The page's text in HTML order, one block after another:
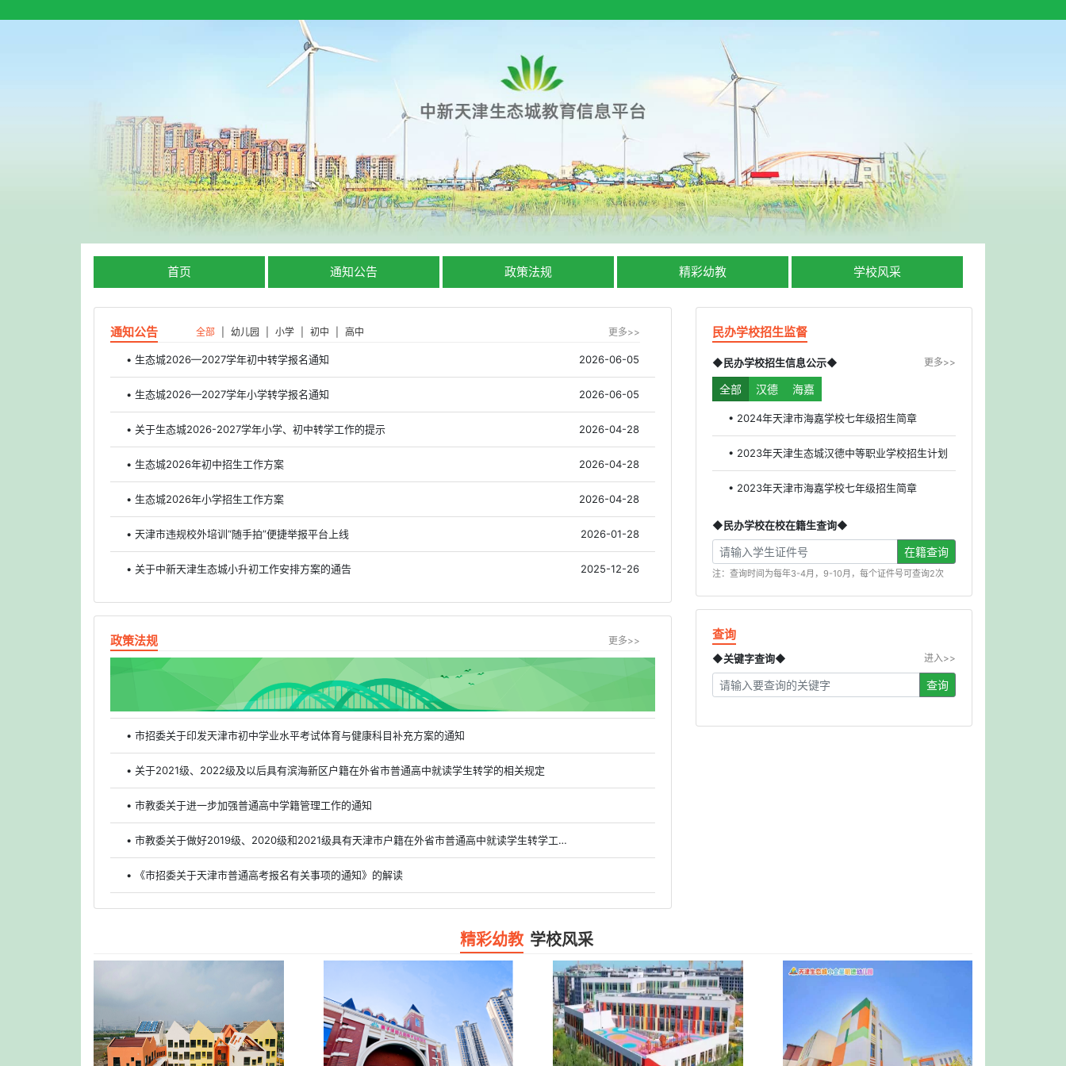
首页 通知公告 政策法规 精彩幼教 学校风采
通知公告 全部 幼儿园 小学 初中 高中 更多>>
• 生态城2026—2027学年初中转学报名通知 2026-06-05
• 生态城2026—2027学年小学转学报名通知 2026-06-05
• 关于生态城2026-2027学年小学、初中转学工作的提示 2026-04-28
• 生态城2026年初中招生工作方案 2026-04-28
• 生态城2026年小学招生工作方案 2026-04-28
• 天津市违规校外培训“随手拍”便捷举报平台上线 2026-01-28
• 关于中新天津生态城小升初工作安排方案的通告 2025-12-26
政策法规 更多>>
• 市招委关于印发天津市初中学业水平考试体育与健康科目补充方案的通知
• 关于2021级、2022级及以后具有滨海新区户籍在外省市普通高中就读学生转学的相关规定
• 市教委关于进一步加强普通高中学籍管理工作的通知
• 市教委关于做好2019级、2020级和2021级具有天津市户籍在外省市普通高中就读学生转学工作的通知
• 《市招委关于天津市普通高考报名有关事项的通知》的解读
民办学校招生监督
◆民办学校招生信息公示◆ 更多>>
全部 汉德 海嘉
• 2024年天津市海嘉学校七年级招生简章
• 2023年天津生态城汉德中等职业学校招生计划
• 2023年天津市海嘉学校七年级招生简章
◆民办学校在校在籍生查询◆
在籍查询
注：查询时间为每年3-4月，9-10月，每个证件号可查询2次
查询
◆关键字查询◆ 进入>>
查询
精彩幼教 学校风采